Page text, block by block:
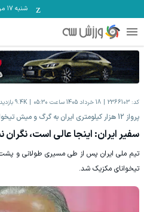
شنبه ۱۷ مرداد
کد: 2366103 18 خرداد 1405 ساعت 05:30 9.4K بازدید
پرواز 12 هزار کیلومتری ایران به گرگ و میش تیخوانا
سفیر ایران: اینجا عالی است، نگران
تیم ملی ایران پس از طی مسیری طولانی و
تیخوانای مکزیک شد.